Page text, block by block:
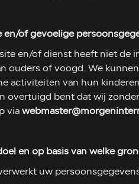
en/of gevoelige
en/of dienst heeft niet de
ouders of voogd. We
activiteiten van hun
overtuigd bent dat wij
via
en op basis van welke
uw